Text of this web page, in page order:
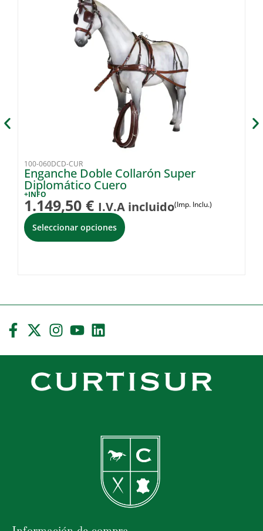
100-060DCD-CUR
Enganche Doble Collarón Super
Diplomático Cuero
+INFO
1.149,50 € I.V.A incluido(Imp. Inclu.)
Seleccionar opciones